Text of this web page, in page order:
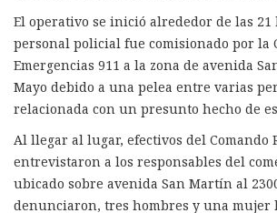
El operativo se inició alrededor de las 21
personal policial fue comisionado por la
Emergencias 911 a la zona de avenida
Mayo debido a una pelea entre varias
relacionada con un presunto hecho de
Al llegar al lugar, efectivos del Comando
entrevistaron a los responsables del
ubicado sobre avenida San Martín al
denunciaron, tres hombres y una mujer